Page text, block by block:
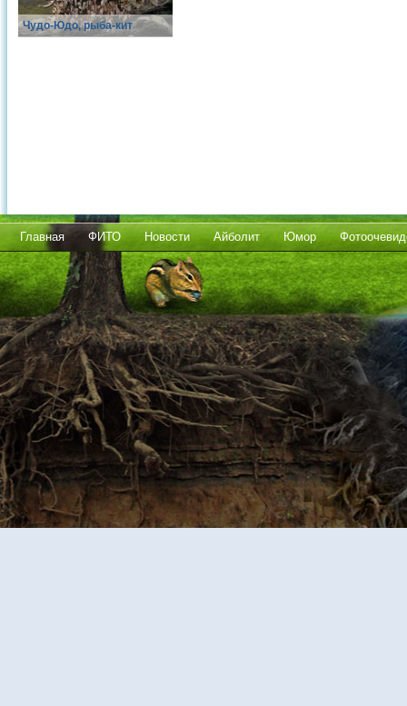
Чудо-Юдо, рыба-кит
Главная ФИТО Новости Айболит Юмор